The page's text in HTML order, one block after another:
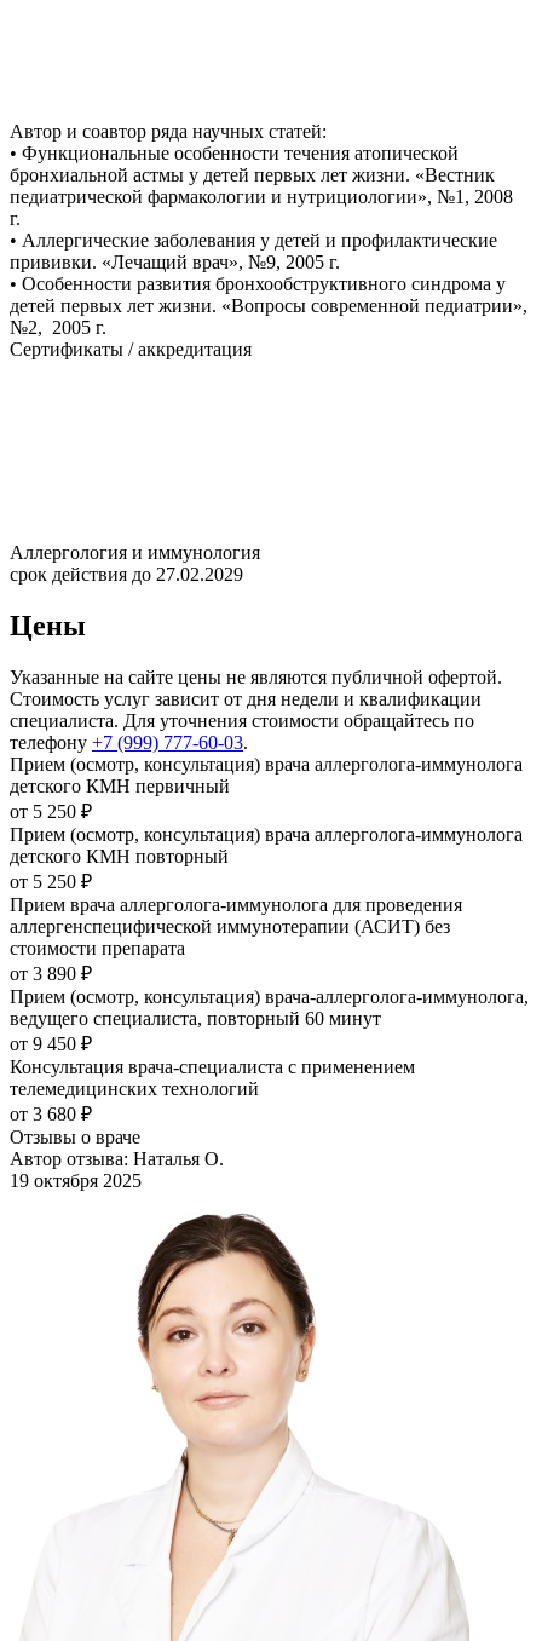
Автор и соавтор ряда научных статей:
• Функциональные особенности течения атопической
бронхиальной астмы у детей первых лет жизни. «Вестник
педиатрической фармакологии и нутрициологии», №1, 2008
г.
• Аллергические заболевания у детей и профилактические
прививки. «Лечащий врач», №9, 2005 г.
• Особенности развития бронхообструктивного синдрома у
детей первых лет жизни. «Вопросы современной педиатрии»,
№2, 2005 г.
Сертификаты / аккредитация
Аллергология и иммунология
срок действия до 27.02.2029
Цены
Указанные на сайте цены не являются публичной офертой.
Стоимость услуг зависит от дня недели и квалификации
специалиста. Для уточнения стоимости обращайтесь по
телефону +7 (999) 777-60-03.
Прием (осмотр, консультация) врача аллерголога-иммунолога
детского КМН первичный
от 5 250 ₽
Прием (осмотр, консультация) врача аллерголога-иммунолога
детского КМН повторный
от 5 250 ₽
Прием врача аллерголога-иммунолога для проведения
аллергенспецифической иммунотерапии (АСИТ) без
стоимости препарата
от 3 890 ₽
Прием (осмотр, консультация) врача-аллерголога-иммунолога,
ведущего специалиста, повторный 60 минут
от 9 450 ₽
Консультация врача-специалиста с применением
телемедицинских технологий
от 3 680 ₽
Отзывы о враче
Автор отзыва: Наталья О.
19 октября 2025